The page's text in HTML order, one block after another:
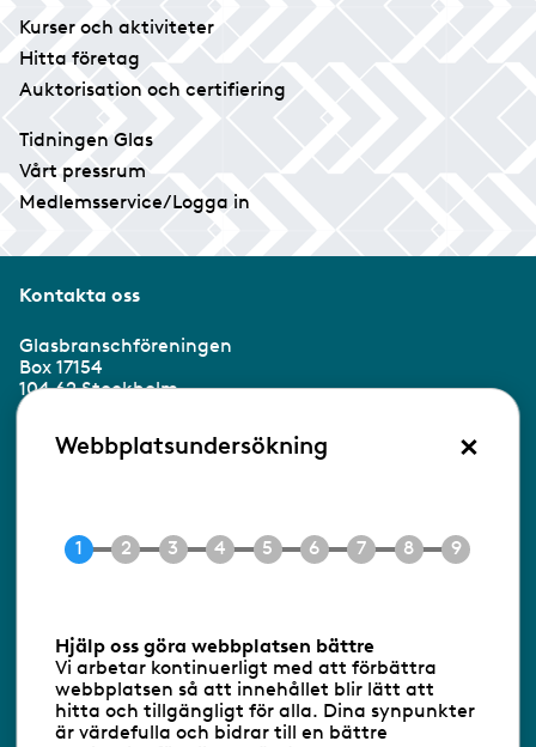
Kurser och aktiviteter
Hitta företag
Auktorisation och certifiering
Tidningen Glas
Vårt pressrum
Medlemsservice/Logga in
Kontakta oss
Glasbranschföreningen
Box 17154
104 62 Stockholm
Besöksadress:
Ringvägen 100
E-post info@gbf.se
Följ oss via RSS
Webbplatsundersökning ×
Hjälp oss göra webbplatsen bättre
Vi arbetar kontinuerligt med att förbättra
webbplatsen så att innehållet blir lätt att
hitta och tillgängligt för alla. Dina synpunkter
är värdefulla och bidrar till en bättre